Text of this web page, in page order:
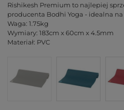
Rishikesh Premium to najlepiej
producenta Bodhi Yoga - idealna
Waga: 1.75kg
Wymiary: 183cm x 60cm x 4.5mm
Materiał: PVC